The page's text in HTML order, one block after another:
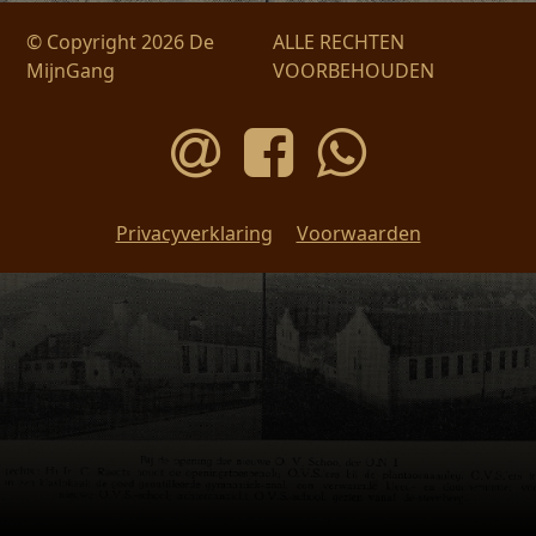
© Copyright 2026 De
MijnGang
ALLE RECHTEN
VOORBEHOUDEN
Privacyverklaring Voorwaarden